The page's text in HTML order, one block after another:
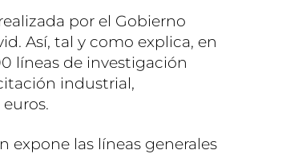
por el Gobierno
Así, tal y como explica, en
líneas de investigación
industrial,
expone las líneas generales